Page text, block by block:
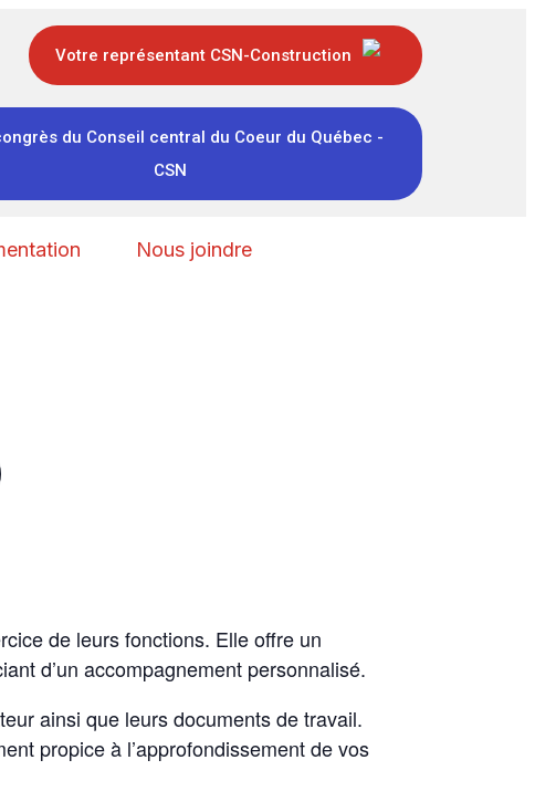
Votre représentant CSN-Construction
du Conseil central du Coeur du Québec -
CSN
Nous joindre
de leurs fonctions. Elle offre un
d’un accompagnement personnalisé.
ainsi que leurs documents de travail.
propice à l’approfondissement de vos